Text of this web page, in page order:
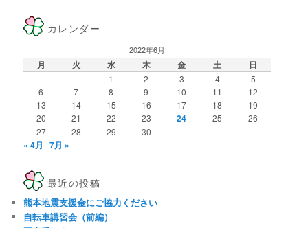
カレンダー
2022年6月
月 火 水 木 金 土 日
1 2 3 4
5
6
7 8 9 10 11
12
13
14 15 16 17 18
19
20
21 22 23 24 25
26
27
28 29 30
« 4月 7月 »
最近の投稿
熊本地震支援金にご協力ください
自転車講習会（前編）